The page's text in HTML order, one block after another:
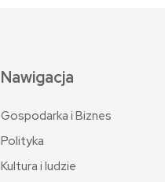
Nawigacja
Gospodarka i Biznes
Polityka
Kultura i ludzie